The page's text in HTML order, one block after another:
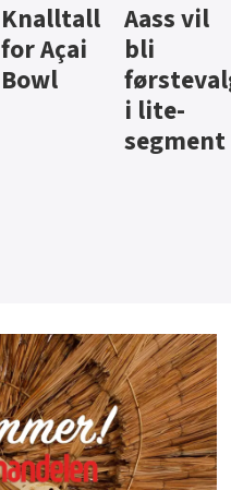
Brus og
jus fra
Berentsen
Hard
iste fra
Hansa